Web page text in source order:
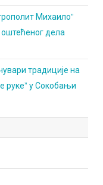
Михаилоˮ
дела
традиције на
рукеˮ у Сокобањи